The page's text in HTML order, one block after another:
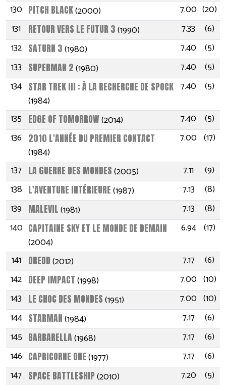
130 PITCH BLACK(2000) 7.00 (20)
131 RETOUR VERS LE FUTUR 3(1990) 7.33
(6)
132 SATURN 3(1980) 7.40
(5)
133 SUPERMAN 2(1980) 7.40
(5)
134 STAR TREK III : À LA RECHERCHE DE SPOCK
(1984)
7.40 (5)
135 EDGE OF TOMORROW(2014) 7.40
(5)
136 2010 L'ANNÉE DU PREMIER CONTACT
(1984)
7.00 (17)
137 LA GUERRE DES MONDES(2005) 7.11
(9)
138 L'AVENTURE INTÉRIEURE(1987) 7.13
(8)
139 MALEVIL(1981) 7.13
(8)
140 CAPITAINE SKY ET LE MONDE DE DEMAIN
(2004)
6.94 (17)
141 DREDD(2012) 7.17
(6)
142 DEEP IMPACT(1998) 7.00 (10)
143 LE CHOC DES MONDES(1951) 7.00 (10)
144 STARMAN(1984) 7.17
(6)
145 BARBARELLA(1968) 7.17
(6)
146 CAPRICORNE ONE(1977) 7.17
(6)
147 SPACE BATTLESHIP(2010) 7.20
(5)